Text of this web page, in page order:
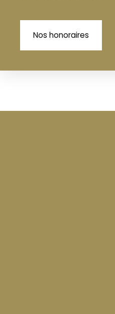
Nos honoraires